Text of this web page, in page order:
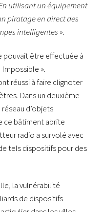
utilisant un équipement
piratage en direct des
intelligentes ».
pouvait être effectuée à
».
réussi à faire clignoter
Dans un deuxième
d’objets
ce bâtiment abrite
radio a survolé avec
tels dispositifs pour des
la vulnérabilité
de dispositifs